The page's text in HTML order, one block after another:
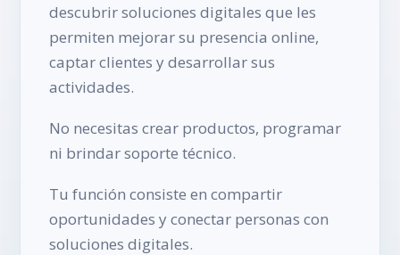
descubrir soluciones digitales que les
permiten mejorar su presencia online,
captar clientes y desarrollar sus
actividades.
No necesitas crear productos, programar
ni brindar soporte técnico.
Tu función consiste en compartir
oportunidades y conectar personas con
soluciones digitales.